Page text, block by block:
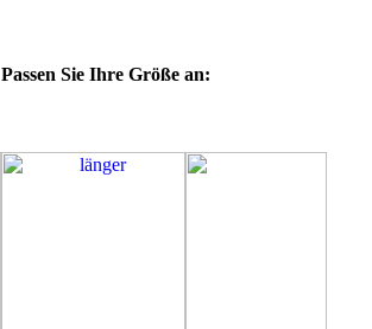
Passen Sie Ihre Größe an: